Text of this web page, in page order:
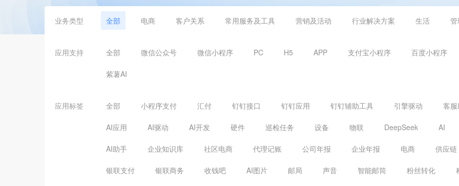
业务类型 全部 电商 客户关系 常用服务及工具 营销及活动 行业解决方案 生活
应用支持 全部 微信公众号 微信小程序 PC H5 APP 支付宝小程序 百度小程序
紫薯AI
应用标签 全部 小程序支付 汇付 钉钉接口 钉钉应用 钉钉辅助工具 引擎驱动 客
AI应用 AI驱动 AI开发 硬件 巡检任务 设备 物联 DeepSeek AI
AI助手 企业知识库 社区电商 代理记账 公司年报 企业年报 电商 供应链
银联支付 银联商务 收钱吧 AI图片 邮局 声音 智能邮筒 粉丝转化